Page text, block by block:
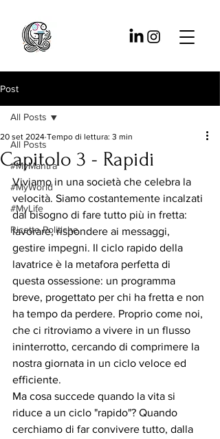
Post
All Posts
#MyMantra
#MyWorld
#MyLife
Ricette Politiche
All Posts
Capitolo 3 - Rapidi
20 set 2024 Tempo di lettura: 3 min
Viviamo in una società che celebra la
velocità. Siamo costantemente incalzati
dal bisogno di fare tutto più in fretta:
lavorare, rispondere ai messaggi,
gestire impegni. Il ciclo rapido della
lavatrice è la metafora perfetta di
questa ossessione: un programma
breve, progettato per chi ha fretta e non
ha tempo da perdere. Proprio come noi,
che ci ritroviamo a vivere in un flusso
ininterrotto, cercando di comprimere la
nostra giornata in un ciclo veloce ed
efficiente.
Ma cosa succede quando la vita si
riduce a un ciclo "rapido"? Quando
cerchiamo di far convivere tutto, dalla